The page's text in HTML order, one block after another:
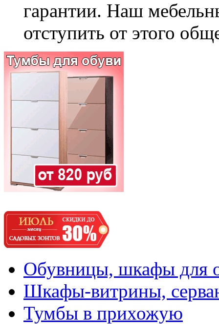
гарантии. Наш
отступить от этого
Обувницы, шкафы для
Шкафы-витрины,
Тумбы в прихожую